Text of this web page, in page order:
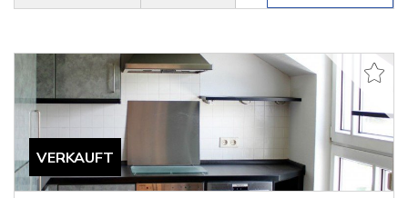
VERKAUFT